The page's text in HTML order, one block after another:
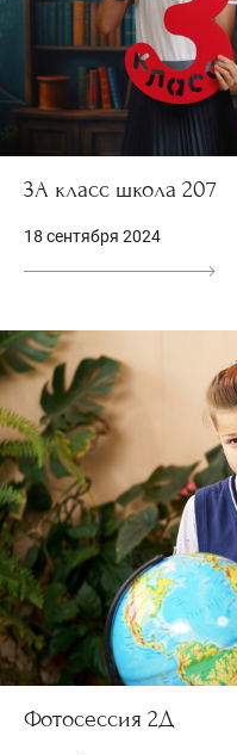
3А класс школа 207
18 сентября 2024
Фотосессия 2Д